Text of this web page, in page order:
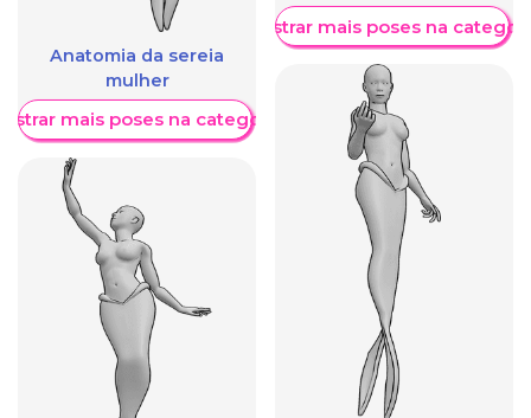
Anatomia da sereia
mulher
mais poses na categoria
Mostrar mais poses na